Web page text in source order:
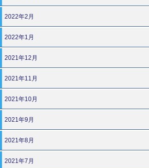
2022年2月
2022年1月
2021年12月
2021年11月
2021年10月
2021年9月
2021年8月
2021年7月